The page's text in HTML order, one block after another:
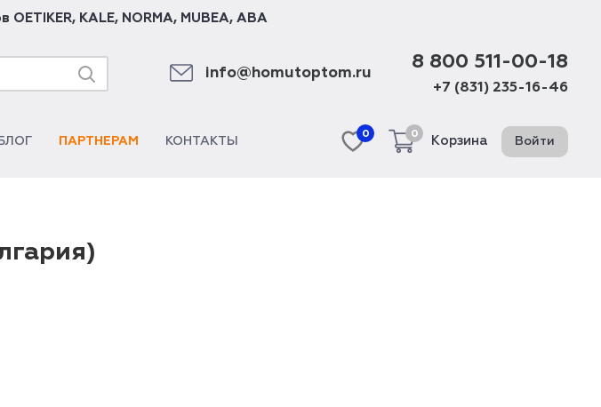
OETIKER, KALE, NORMA, MUBEA, ABA
info@homutoptom.ru
8 800 511-00-18
+7 (831) 235-16-46
БЛОГ ПАРТНЕРАМ КОНТАКТЫ
0 0
Корзина Войти